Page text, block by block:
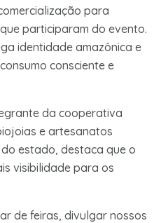
para
participaram do evento.
identidade amazônica e
consciente e
da cooperativa
e artesanatos
estado, destaca que o
visibilidade para os
de feiras, divulgar nossos